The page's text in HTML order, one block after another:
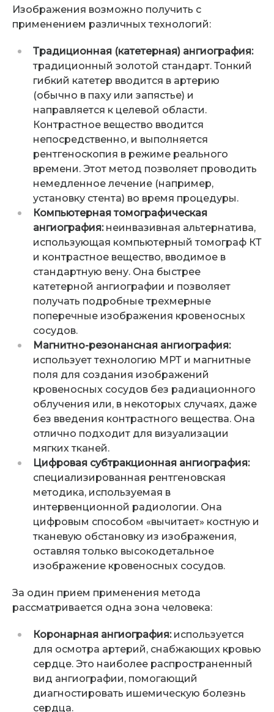
Изображения возможно получить с
применением различных технологий:
Традиционная (катетерная) ангиография:
традиционный золотой стандарт. Тонкий
гибкий катетер вводится в артерию
(обычно в паху или запястье) и
направляется к целевой области.
Контрастное вещество вводится
непосредственно, и выполняется
рентгеноскопия в режиме реального
времени. Этот метод позволяет проводить
немедленное лечение (например,
установку стента) во время процедуры.
Компьютерная томографическая
ангиография:неинвазивная альтернатива,
использующая компьютерный томограф КТ
и контрастное вещество, вводимое в
стандартную вену. Она быстрее
катетерной ангиографии и позволяет
получать подробные трехмерные
поперечные изображения кровеносных
сосудов.
Магнитно-резонансная ангиография:
использует технологию МРТ и магнитные
поля для создания изображений
кровеносных сосудов без радиационного
облучения или, в некоторых случаях, даже
без введения контрастного вещества. Она
отлично подходит для визуализации
мягких тканей.
Цифровая субтракционная ангиография:
специализированная рентгеновская
методика, используемая в
интервенционной радиологии. Она
цифровым способом «вычитает» костную и
тканевую обстановку из изображения,
оставляя только высокодетальное
изображение кровеносных сосудов.
За один прием применения метода
рассматривается одна зона человека:
Коронарная ангиография:используется
для осмотра артерий, снабжающих кровью
сердце. Это наиболее распространенный
вид ангиографии, помогающий
диагностировать ишемическую болезнь
сердца.